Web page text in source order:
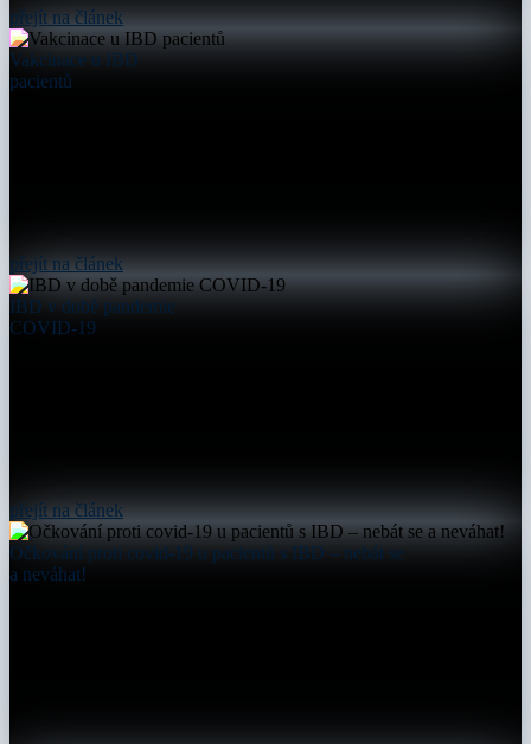
přejít na článek
Vakcinace u IBD
pacientů
přejít na článek
IBD v době pandemie
COVID-19
přejít na článek
Očkování proti covid-19 u pacientů s IBD – nebát se
a neváhat!